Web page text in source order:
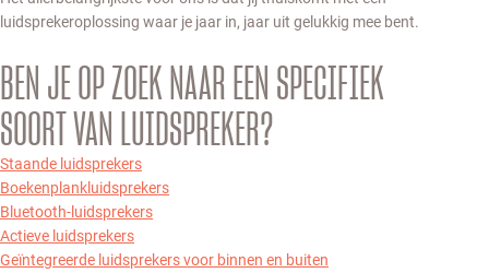
luidsprekeroplossing waar je jaar in, jaar uit gelukkig mee bent.
BEN JE OP ZOEK NAAR EEN SPECIFIEK
SOORT VAN LUIDSPREKER?
Staande luidsprekers
Boekenplankluidsprekers
Bluetooth-luidsprekers
Actieve luidsprekers
Geïntegreerde luidsprekers voor binnen en buiten